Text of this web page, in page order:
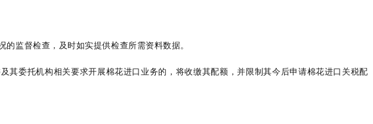
监督检查，及时如实提供检查所需资料数据。
其委托机构相关要求开展棉花进口业务的，将收缴其配额，并限制其今后申请棉花进口关税配